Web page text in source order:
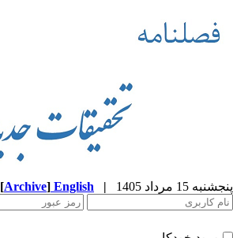
پنجشنبه 15 مرداد 1405 |
English
[Archive]